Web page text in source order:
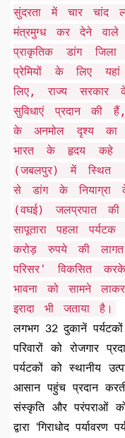
सुंदरता में चार
मंत्रमुग्ध कर देने
प्राकृतिक डांग
प्रेमियों के लिए
लिए, राज्य सरकार
सुविधाएं प्रदान की
के अनमोल दृश्य का
भारत के हृदय कहे
(जबलपुर) में स्थित
से डांग के नियाग्रा
(वघई) जलप्रपात
सापूतारा पहला
करोड़ रुपये की
परिसर' विकसित
भावना को सामने
इरादा भी जताया है।
लगभग 32 दुकानें
परिवारों को रोजगार
पर्यटकों को स्थानीय
आसान पहुंच प्रदान
संस्कृति और परंपराओं
द्वारा ‘गिराधोद